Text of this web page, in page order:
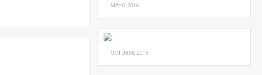
MAYO 2016
OCTUBRE 2015